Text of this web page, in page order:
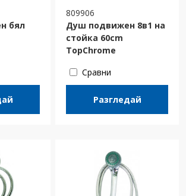
бял
809906
Душ подвижен 8в1 на
стойка 60cm
TopChrome
Сравни
Разгледай